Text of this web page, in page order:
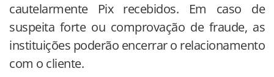
cautelarmente Pix recebidos. Em caso de
suspeita forte ou comprovação de fraude, as
instituições poderão encerrar o relacionamento
com o cliente.